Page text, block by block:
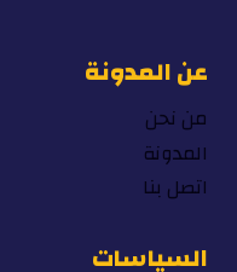
عن المدونة
من نحن
المدونة
اتصل بنا
السياسات